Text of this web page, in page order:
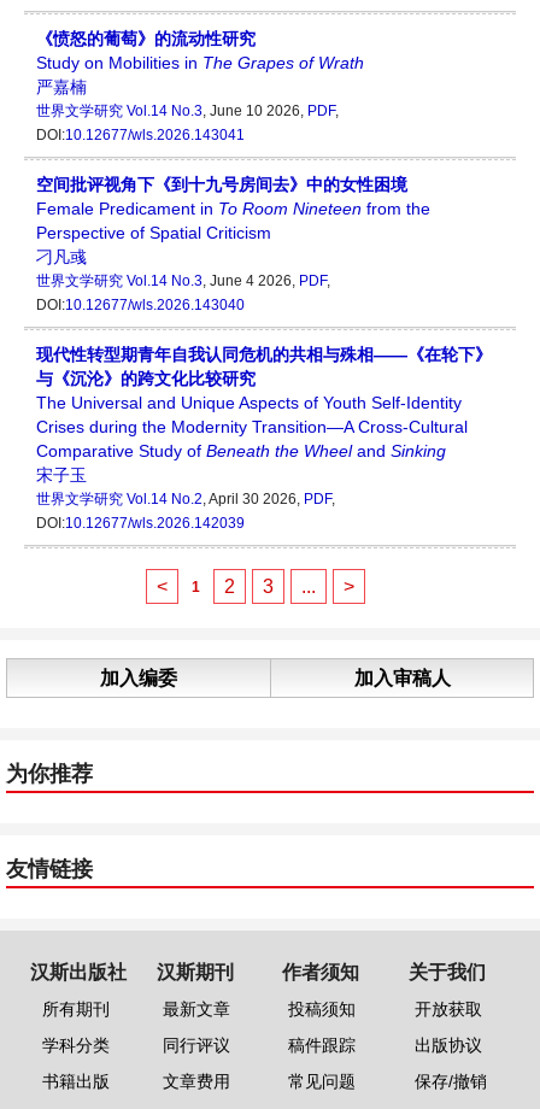
《愤怒的葡萄》的流动性研究
Study on Mobilities in The Grapes of Wrath
严嘉楠
世界文学研究 Vol.14 No.3, June 10 2026, PDF,
DOI:10.12677/wls.2026.143041
空间批评视角下《到十九号房间去》中的女性困境
Female Predicament in To Room Nineteen from the
Perspective of Spatial Criticism
刁凡彧
世界文学研究 Vol.14 No.3, June 4 2026, PDF,
DOI:10.12677/wls.2026.143040
现代性转型期青年自我认同危机的共相与殊相——《在轮下》
与《沉沦》的跨文化比较研究
The Universal and Unique Aspects of Youth Self-Identity
Crises during the Modernity Transition—A Cross-Cultural
Comparative Study of Beneath the Wheeland Sinking
宋子玉
世界文学研究 Vol.14 No.2, April 30 2026, PDF,
DOI:10.12677/wls.2026.142039
< 1 2 3 ... >
加入编委 加入审稿人
为你推荐
友情链接
汉斯出版社
所有期刊
学科分类
书籍出版
汉斯期刊
最新文章
同行评议
文章费用
作者须知
投稿须知
稿件跟踪
常见问题
关于我们
开放获取
出版协议
保存/撤销